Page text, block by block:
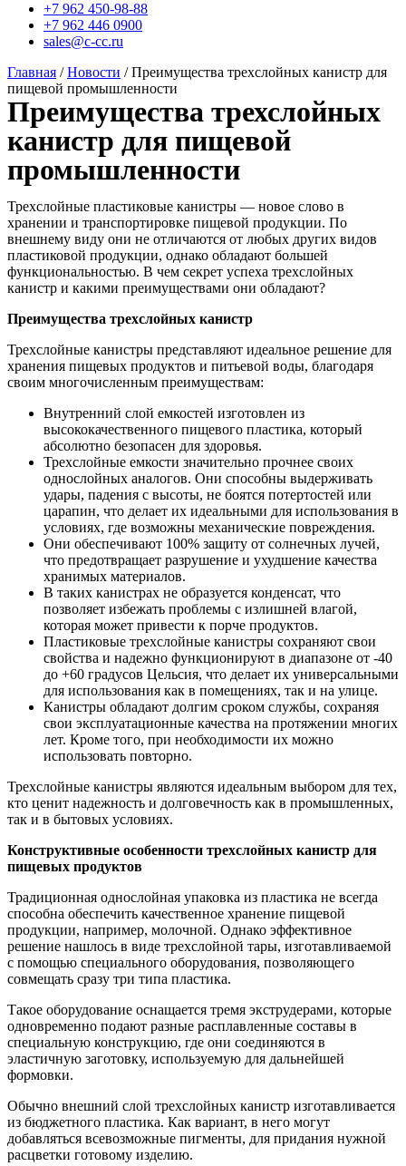
+7 962 450-98-88
+7 962 446 0900
sales@c-cc.ru
Главная /Новости / Преимущества трехслойных канистр для
пищевой промышленности
Преимущества трехслойных
канистр для пищевой
промышленности
Трехслойные пластиковые канистры — новое слово в
хранении и транспортировке пищевой продукции. По
внешнему виду они не отличаются от любых других видов
пластиковой продукции, однако обладают большей
функциональностью. В чем секрет успеха трехслойных
канистр и какими преимуществами они обладают?
Преимущества трехслойных канистр
Трехслойные канистры представляют идеальное решение для
хранения пищевых продуктов и питьевой воды, благодаря
своим многочисленным преимуществам:
Внутренний слой емкостей изготовлен из
высококачественного пищевого пластика, который
абсолютно безопасен для здоровья.
Трехслойные емкости значительно прочнее своих
однослойных аналогов. Они способны выдерживать
удары, падения с высоты, не боятся потертостей или
царапин, что делает их идеальными для использования в
условиях, где возможны механические повреждения.
Они обеспечивают 100% защиту от солнечных лучей,
что предотвращает разрушение и ухудшение качества
хранимых материалов.
В таких канистрах не образуется конденсат, что
позволяет избежать проблемы с излишней влагой,
которая может привести к порче продуктов.
Пластиковые трехслойные канистры сохраняют свои
свойства и надежно функционируют в диапазоне от -40
до +60 градусов Цельсия, что делает их универсальными
для использования как в помещениях, так и на улице.
Канистры обладают долгим сроком службы, сохраняя
свои эксплуатационные качества на протяжении многих
лет. Кроме того, при необходимости их можно
использовать повторно.
Трехслойные канистры являются идеальным выбором для тех,
кто ценит надежность и долговечность как в промышленных,
так и в бытовых условиях.
Конструктивные особенности трехслойных канистр для
пищевых продуктов
Традиционная однослойная упаковка из пластика не всегда
способна обеспечить качественное хранение пищевой
продукции, например, молочной. Однако эффективное
решение нашлось в виде трехслойной тары, изготавливаемой
с помощью специального оборудования, позволяющего
совмещать сразу три типа пластика.
Такое оборудование оснащается тремя экструдерами, которые
одновременно подают разные расплавленные составы в
специальную конструкцию, где они соединяются в
эластичную заготовку, используемую для дальнейшей
формовки.
Обычно внешний слой трехслойных канистр изготавливается
из бюджетного пластика. Как вариант, в него могут
добавляться всевозможные пигменты, для придания нужной
расцветки готовому изделию.